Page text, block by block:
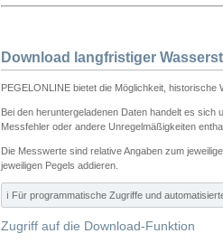
Download langfristiger
PEGELONLINE bietet die Möglichkeit,
Bei den heruntergeladenen Daten handelt es sich
Messfehler oder andere Unregelmäßigkeiten
Die Messwerte sind relative Angaben zum
jeweiligen Pegels addieren.
ℹ️ Für programmatische Zugriffe und
Zugriff auf die Download-Funktion